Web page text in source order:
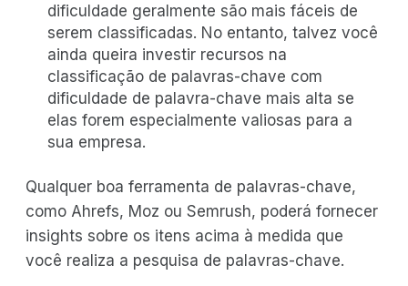
dificuldade geralmente são mais fáceis de
serem classificadas. No entanto, talvez você
ainda queira investir recursos na
classificação de palavras-chave com
dificuldade de palavra-chave mais alta se
elas forem especialmente valiosas para a
sua empresa.
Qualquer boa ferramenta de palavras-chave,
como Ahrefs, Moz ou Semrush, poderá fornecer
insights sobre os itens acima à medida que
você realiza a pesquisa de palavras-chave.